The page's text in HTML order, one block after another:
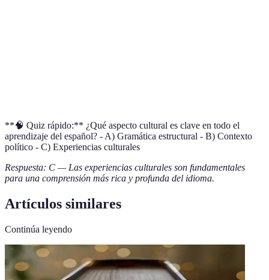
**🧠 Quiz rápido:** ¿Qué aspecto cultural es clave en todo el
aprendizaje del español? - A) Gramática estructural - B) Contexto
político - C) Experiencias culturales
Respuesta: C — Las experiencias culturales son fundamentales
para una comprensión más rica y profunda del idioma.
Artículos similares
Continúa leyendo